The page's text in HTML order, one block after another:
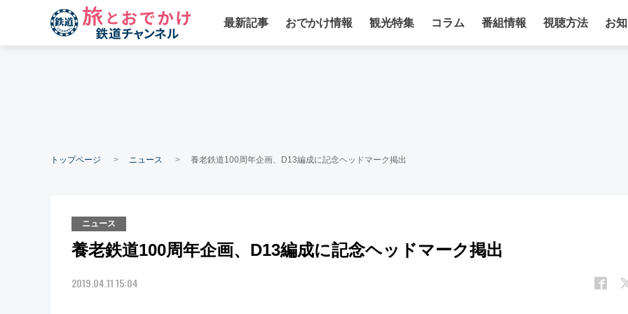
最新記事 おでかけ情報 観光特集 コラム 番組情報 視聴方法 お
トップページ ニュース 養老鉄道100周年企画、D13編成に記念ヘッドマーク掲出
ニュース
養老鉄道100周年企画、D13編成に記念ヘッドマーク掲出
2019.04.11 15:04